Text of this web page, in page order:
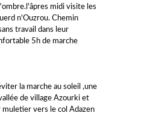
midi visite les
n'Ouzrou. Chemin
travail dans leur
5h de marche
la marche au soleil ,une
de village Azourki et
vers le col Adazen